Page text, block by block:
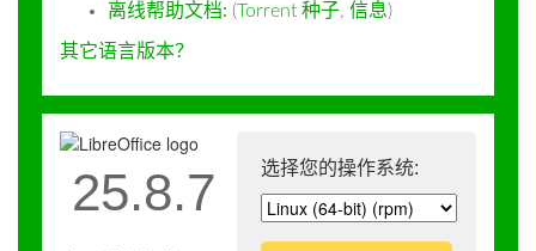
离线帮助文档: (Torrent 种子, 信息)
其它语言版本？
选择您的操作系统:
25.8.7